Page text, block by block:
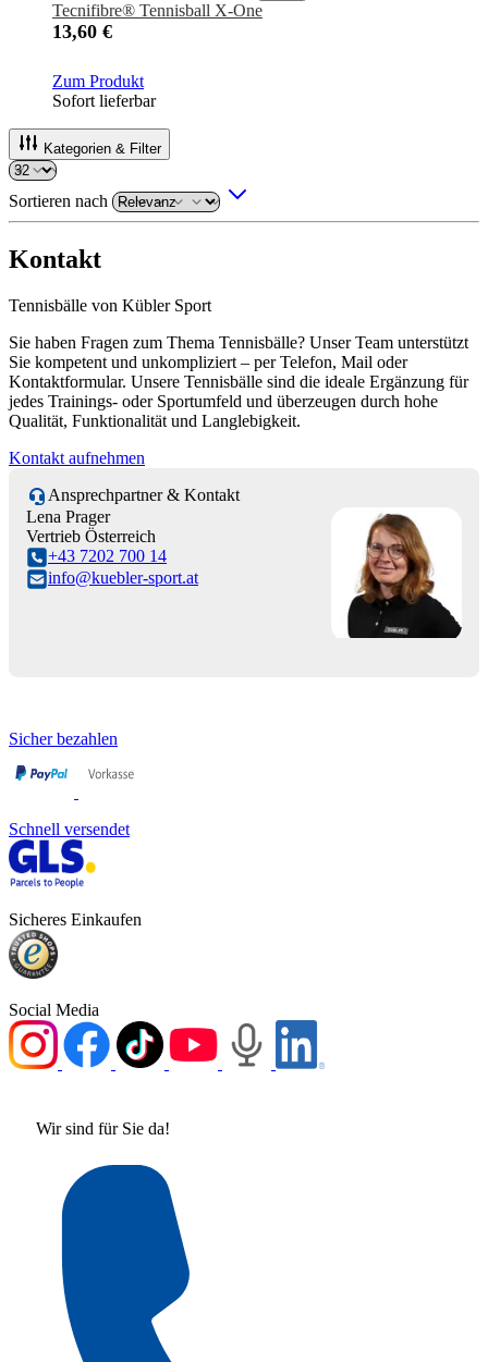
Tecnifibre® Tennisball X-One
13,60 €
Zum Produkt
Sofort lieferbar
Kategorien & Filter
Sortieren nach
Kontakt
Tennisbälle von Kübler Sport
Sie haben Fragen zum Thema Tennisbälle? Unser Team unterstützt
Sie kompetent und unkompliziert – per Telefon, Mail oder
Kontaktformular. Unsere Tennisbälle sind die ideale Ergänzung für
jedes Trainings- oder Sportumfeld und überzeugen durch hohe
Qualität, Funktionalität und Langlebigkeit.
Kontakt aufnehmen
Ansprechpartner & Kontakt
Lena Prager
Vertrieb Österreich
+43 7202 700 14
info@kuebler-sport.at
Sicher bezahlen
Schnell versendet
Sicheres Einkaufen
Social Media
Wir sind für Sie da!